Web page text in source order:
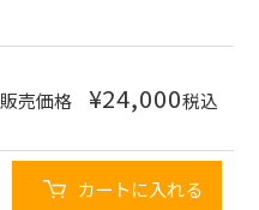
販売価格 ¥24,000税込
カートに入れる